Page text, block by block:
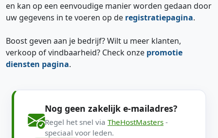
en kan op een eenvoudige manier worden gedaan door
uw gegevens in te voeren op de registratiepagina.
Boost geven aan je bedrijf? Wilt u meer klanten,
verkoop of vindbaarheid? Check onze promotie
diensten pagina.
Nog geen zakelijk e-mailadres?
Regel het snel via TheHostMasters -
speciaal voor leden.